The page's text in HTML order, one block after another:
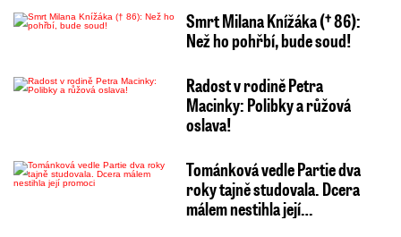
Smrt Milana Knížáka († 86):
Než ho pohřbí, bude soud!
Radost v rodině Petra
Macinky: Polibky a růžová
oslava!
Tománková vedle Partie dva
roky tajně studovala. Dcera
málem nestihla její…